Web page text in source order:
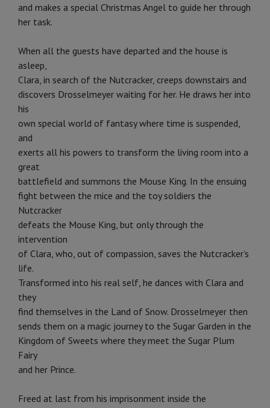
and makes a special Christmas Angel to guide her through
her task.
When all the guests have departed and the house is
asleep,
Clara, in search of the Nutcracker, creeps downstairs and
discovers Drosselmeyer waiting for her. He draws her into
his
own special world of fantasy where time is suspended,
and
exerts all his powers to transform the living room into a
great
battlefield and summons the Mouse King. In the ensuing
fight between the mice and the toy soldiers the
Nutcracker
defeats the Mouse King, but only through the
intervention
of Clara, who, out of compassion, saves the Nutcracker’s
life.
Transformed into his real self, he dances with Clara and
they
find themselves in the Land of Snow. Drosselmeyer then
sends them on a magic journey to the Sugar Garden in the
Kingdom of Sweets where they meet the Sugar Plum
Fairy
and her Prince.
Freed at last from his imprisonment inside the